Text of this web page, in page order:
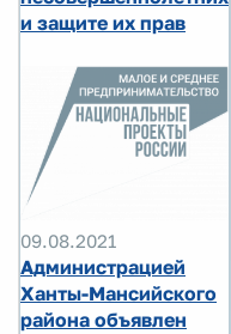
и защите их прав
09.08.2021
Администрацией
Ханты-Мансийского
района объявлен